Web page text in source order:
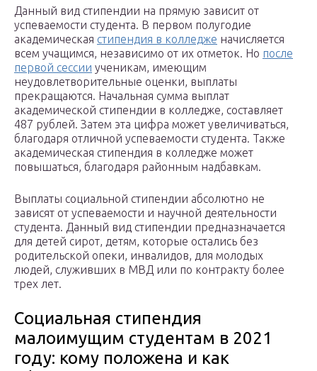
Данный вид стипендии на прямую зависит от
успеваемости студента. В первом полугодие
академическая стипендия в колледже начисляется
всем учащимся, независимо от их отметок. Но после
первой сессии ученикам, имеющим
неудовлетворительные оценки, выплаты
прекращаются. Начальная сумма выплат
академической стипендии в колледже, составляет
487 рублей. Затем эта цифра может увеличиваться,
благодаря отличной успеваемости студента. Также
академическая стипендия в колледже может
повышаться, благодаря районным надбавкам.
Выплаты социальной стипендии абсолютно не
зависят от успеваемости и научной деятельности
студента. Данный вид стипендии предназначается
для детей сирот, детям, которые остались без
родительской опеки, инвалидов, для молодых
людей, служивших в МВД или по контракту более
трех лет.
Социальная стипендия
малоимущим студентам в 2021
году: кому положена и как